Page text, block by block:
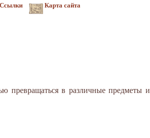
Ссылки Карта сайта
превращаться в различные предметы и